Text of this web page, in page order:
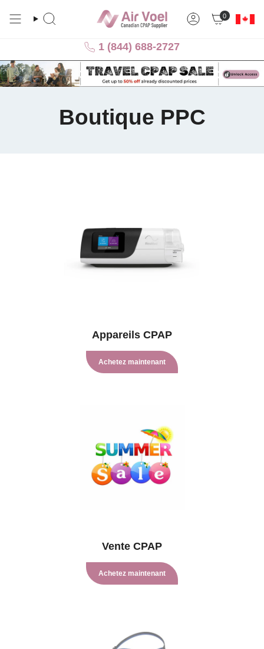
page
Recherche Compte
0
1 (844) 688-2727
Boutique PPC
Appareils CPAP
Achetez maintenant
Vente CPAP
Achetez maintenant